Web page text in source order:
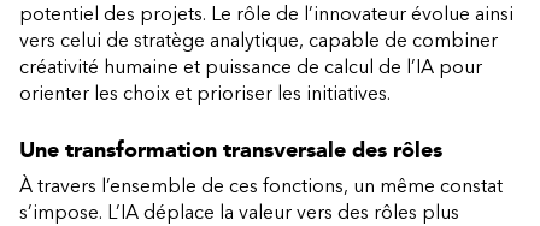
potentiel des projets. Le rôle de l’innovateur évolue ainsi
vers celui de stratège analytique, capable de combiner
créativité humaine et puissance de calcul de l’IA pour
orienter les choix et prioriser les initiatives.
Une transformation transversale des rôles
À travers l’ensemble de ces fonctions, un même constat
s’impose. L’IA déplace la valeur vers des rôles plus